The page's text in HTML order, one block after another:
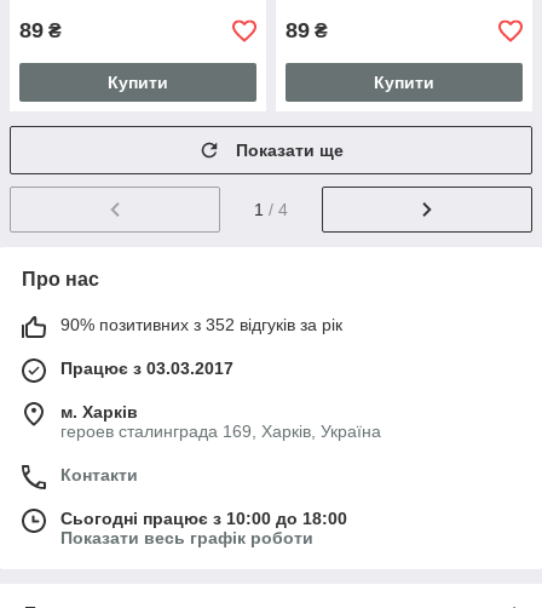
89 ₴
Купити
89 ₴
Купити
Показати ще
1 / 4
Про нас
90% позитивних з 352 відгуків за рік
Працює з 03.03.2017
м. Харків
героев сталинграда 169, Харків, Україна
Контакти
Сьогодні працює з 10:00 до 18:00
Показати весь графік роботи